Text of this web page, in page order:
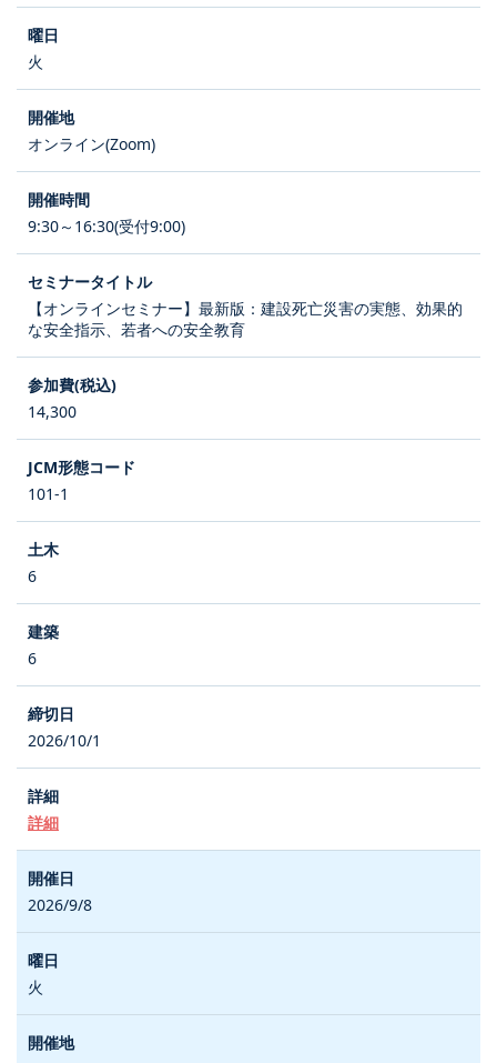
火
オンライン(Zoom)
9:30～16:30(受付9:00)
【オンラインセミナー】最新版：建設死亡災害の実態、効果的
な安全指示、若者への安全教育
14,300
101-1
6
6
2026/10/1
詳細
2026/9/8
火